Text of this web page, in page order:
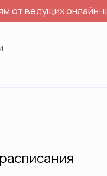
от ведущих онлайн-